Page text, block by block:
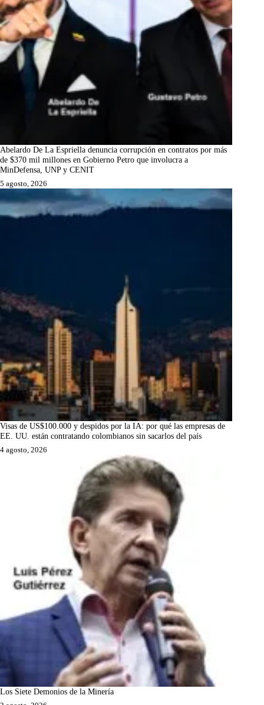
Abelardo De La Espriella denuncia corrupción en contratos por más
de $370 mil millones en Gobierno Petro que involucra a
MinDefensa, UNP y CENIT
5 agosto, 2026
Visas de US$100.000 y despidos por la IA: por qué las empresas de
EE. UU. están contratando colombianos sin sacarlos del país
4 agosto, 2026
Los Siete Demonios de la Minería